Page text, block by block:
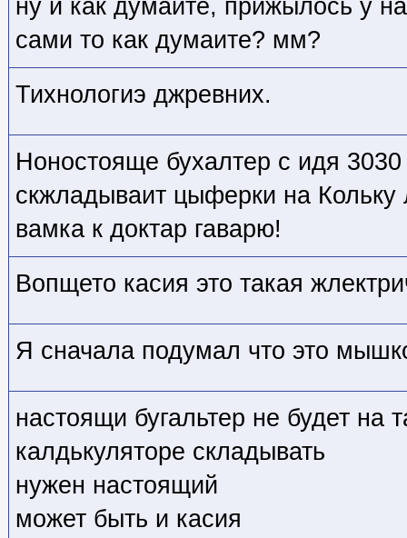
ну и как думаите, прижылось у
сами то как думаите? мм?
Тихнологиэ джревних.
Ноностояще бухалтер с идя
скжладываит цыферки на Кольку
вамка к доктар гаварю!
Вопщето касия это такая
Я сначала подумал что это
настоящи бугальтер не будет на
калдькуляторе складывать
нужен настоящий
может быть и касия